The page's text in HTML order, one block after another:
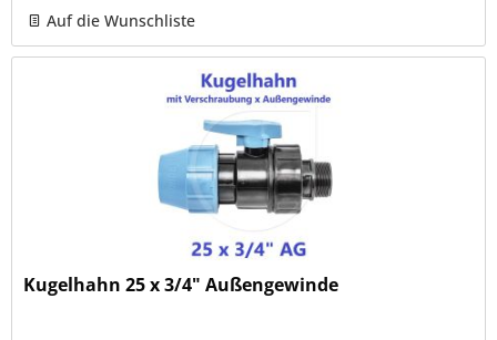
Auf die Wunschliste
Kugelhahn 25 x 3/4" Außengewinde